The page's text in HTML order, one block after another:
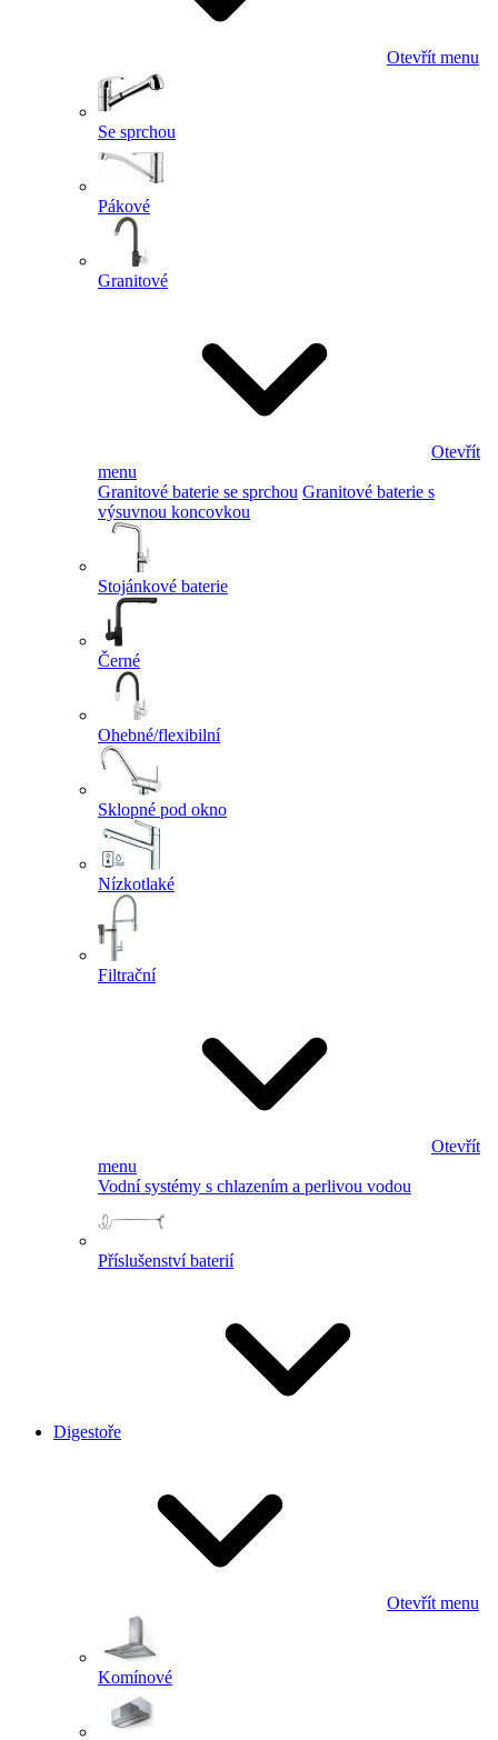
Otevřít menu
Se sprchou
Pákové
Granitové
Otevřít
menu
Granitové baterie se sprchou Granitové baterie s
výsuvnou koncovkou
Stojánkové baterie
Černé
Ohebné/flexibilní
Sklopné pod okno
Nízkotlaké
Filtrační
Otevřít
menu
Vodní systémy s chlazením a perlivou vodou
Příslušenství baterií
Digestoře
Otevřít menu
Komínové